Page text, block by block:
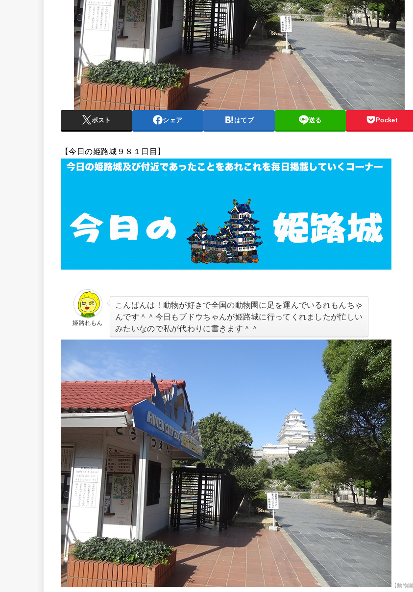
ポスト シェア はてブ 送る Pocket
【今日の姫路城９８１日目】
姫路れもん
こんばんは！動物が好きで全国の動物園に足を運んでいるれもんちゃ
んです＾＾今日もブドウちゃんが姫路城に行ってくれましたが忙しい
みたいなので私が代わりに書きます＾＾
【動物園